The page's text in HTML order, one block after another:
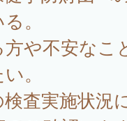
。
や不安なこ
。
査実施状況